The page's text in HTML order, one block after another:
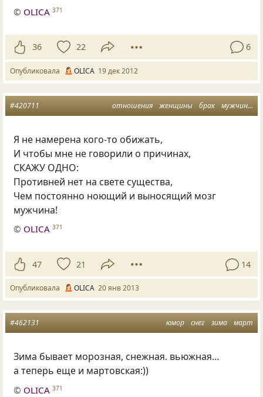
© OLICA 371
36 22 6
Опубликовала OLICA 19 дек 2012
отношения женщины брак мужчины
#420711
Я не намерена кого-то обижать,
И чтобы мне не говорили о причинах,
СКАЖУ ОДНО:
Противней нет на свете существа,
Чем постоянно ноющий и выносящий мозг
мужчина!
© OLICA 371
47 21 14
Опубликовала OLICA 20 янв 2013
юмор снег зима март
#462131
Зима бывает морозная, снежная. вьюжная…
а теперь еще и мартовская:))
© OLICA 371